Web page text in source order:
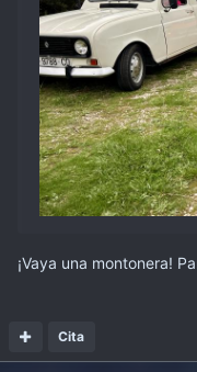
¡Vaya una montonera!
Cita